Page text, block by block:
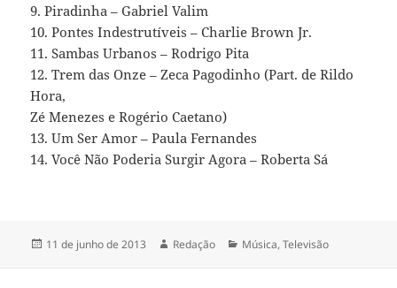
9. Piradinha – Gabriel Valim
10. Pontes Indestrutíveis – Charlie Brown Jr.
11. Sambas Urbanos – Rodrigo Pita
12. Trem das Onze – Zeca Pagodinho (Part. de Rildo
Hora,
Zé Menezes e Rogério Caetano)
13. Um Ser Amor – Paula Fernandes
14. Você Não Poderia Surgir Agora – Roberta Sá
Publicado
11 de junho de 2013 Autor
Redação Categorias
Música,Televisão